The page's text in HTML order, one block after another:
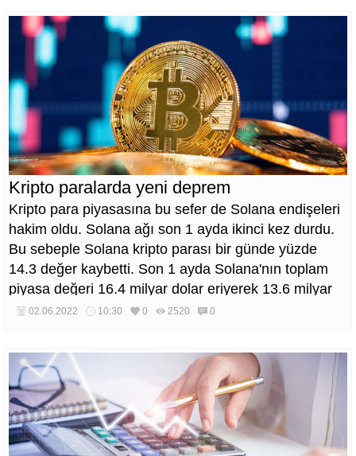
Kripto paralarda yeni deprem
Kripto para piyasasına bu sefer de Solana endişeleri
hakim oldu. Solana ağı son 1 ayda ikinci kez durdu.
Bu sebeple Solana kripto parası bir günde yüzde
14.3 değer kaybetti. Son 1 ayda Solana'nın toplam
piyasa değeri 16.4 milyar dolar eriyerek 13.6 milyar
dolara geriledi. Bu süreçte yatırımcı yüzde 59
Bitcoin'in de yüzde 5.5 değer kaybederek 30.000
doların altına gerilemesine katkıda bulundu
02.06.2022 10:30 0 2520 0